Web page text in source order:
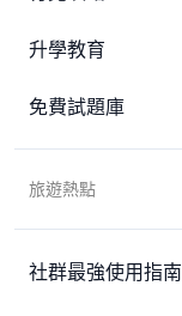
升學教育
免費試題庫
旅遊熱點
社群最強使用指南